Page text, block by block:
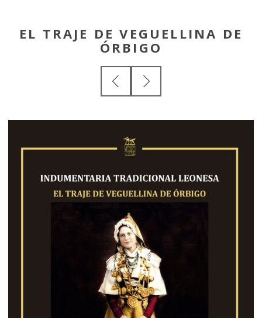
EL TRAJE DE VEGUELLINA DE
ÓRBIGO